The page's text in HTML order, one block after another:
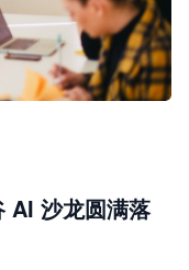
AI 沙龙圆满落